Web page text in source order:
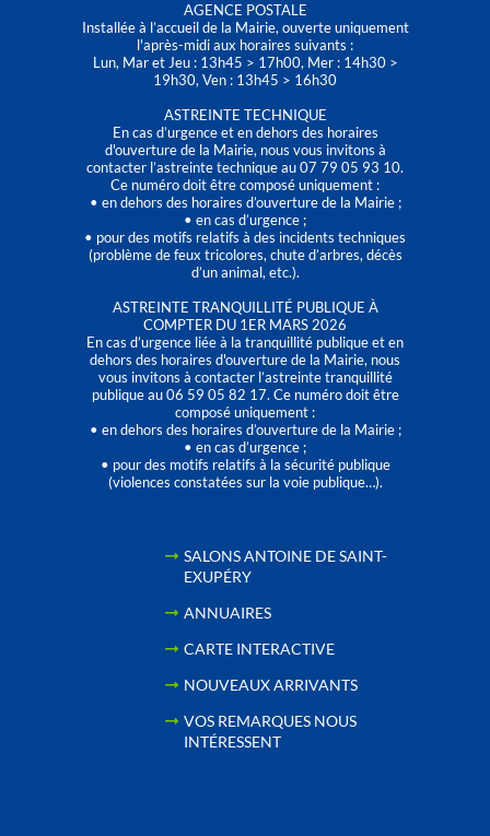
AGENCE POSTALE
Installée à l’accueil de la Mairie, ouverte uniquement
l'après-midi aux horaires suivants :
Lun, Mar et Jeu : 13h45 > 17h00, Mer : 14h30 >
19h30, Ven : 13h45 > 16h30
ASTREINTE TECHNIQUE
En cas d’urgence et en dehors des horaires
d'ouverture de la Mairie, nous vous invitons à
contacter l’astreinte technique au 07 79 05 93 10.
Ce numéro doit être composé uniquement :
• en dehors des horaires d’ouverture de la Mairie ;
• en cas d’urgence ;
• pour des motifs relatifs à des incidents techniques
(problème de feux tricolores, chute d’arbres, décès
d’un animal, etc.).
ASTREINTE TRANQUILLITÉ PUBLIQUE À
COMPTER DU 1ER MARS 2026
En cas d’urgence liée à la tranquillité publique et en
dehors des horaires d'ouverture de la Mairie, nous
vous invitons à contacter l’astreinte tranquillité
publique au 06 59 05 82 17. Ce numéro doit être
composé uniquement :
• en dehors des horaires d’ouverture de la Mairie ;
• en cas d’urgence ;
• pour des motifs relatifs à la sécurité publique
(violences constatées sur la voie publique…).
SALONS ANTOINE DE SAINT-
EXUPÉRY
ANNUAIRES
CARTE INTERACTIVE
NOUVEAUX ARRIVANTS
VOS REMARQUES NOUS
INTÉRESSENT